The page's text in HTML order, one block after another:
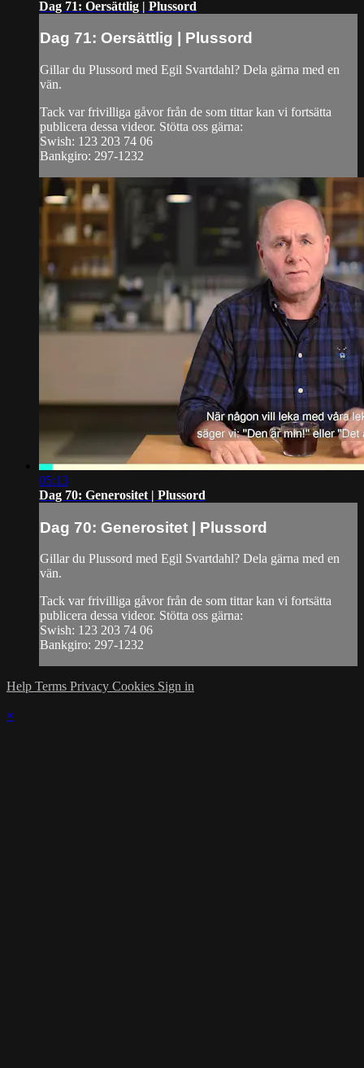
Dag 71: Oersättlig | Plussord
Dag 71: Oersättlig | Plussord
Gillar du Plussord med Egil Svartdahl? Dela gärna med en
vän.
Tack var frivilliga gåvor från de som tittar kan vi fortsätta
publicera dessa videor. Stötta oss gärna:
Swish: 123 203 74 06
Bankgiro: 297-1232
05:13
Dag 70: Generositet | Plussord
Dag 70: Generositet | Plussord
Gillar du Plussord med Egil Svartdahl? Dela gärna med en
vän.
Tack var frivilliga gåvor från de som tittar kan vi fortsätta
publicera dessa videor. Stötta oss gärna:
Swish: 123 203 74 06
Bankgiro: 297-1232
Help Terms Privacy Cookies Sign in
×